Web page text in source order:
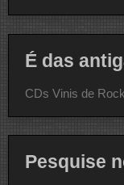
É das
CDs Vinis de Rock
Pesquise